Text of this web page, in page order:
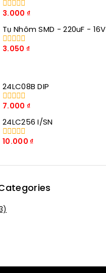
0
số
5
3.000 ₫
Tụ Nhôm SMD - 220uF - 16V
0
3.050 ₫
24LC08B DIP
0
số
5
7.000 ₫
24LC256 I/SN
0
5
10.000₫